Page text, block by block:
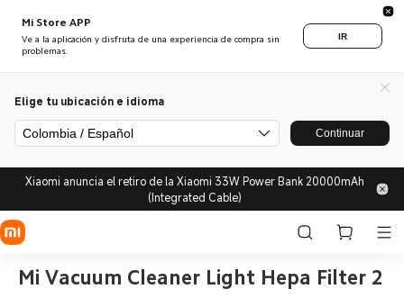
Mi Store APP
Ve a la aplicación y disfruta de una experiencia de compra sin
problemas.
IR
Elige tu ubicación e idioma
Colombia / Español Continuar
Xiaomi anuncia el retiro de la Xiaomi 33W Power Bank 20000mAh
(Integrated Cable)
Mi Vacuum Cleaner Light Hepa Filter 2